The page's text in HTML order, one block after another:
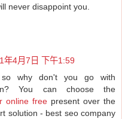
never disappoint you.
年4月7日 下午1:59
so why don't you go with
You can choose the
online free present over the
solution - best seo company